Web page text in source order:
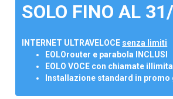
SOLO FINO AL
INTERNET ULTRAVELOCE senza limiti
EOLOrouter e parabola INCLUSI
EOLO VOCE con chiamate
Installazione standard in promo